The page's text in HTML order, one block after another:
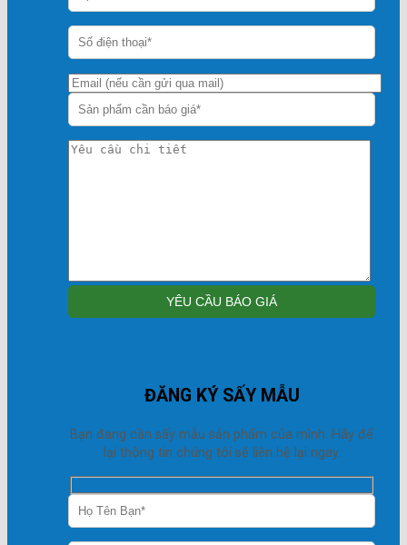
ĐĂNG KÝ SẤY MẪU
Bạn đang cần sấy mẫu sản phẩm của mình. Hãy để
lại thông tin chúng tôi sẽ liên hệ lại ngay.